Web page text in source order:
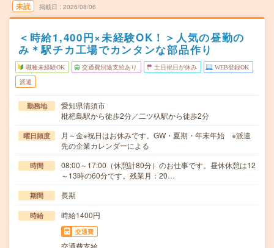
未読 掲載日 2026/08/06
＜時給1,400円×未経験OK！＞人気の昼勤の
み＊駅チカ工場でカンタンな部品作り
職種未経験OK 交通費別途支給あり 土日祝日が休み WEB登録OK
派遣
勤務地
愛知県清須市
枇杷島駅から徒歩2分／二ツ杁駅から徒歩2分
曜日頻度
月～金※祝日はお休みです。GW・夏期・年末年始 ※派遣
先の企業カレンダーによる
時間
08:00～17:00（休憩計80分）のお仕事です。昼休休憩は12
～13時の60分です。残業月：20…
期間 長期
時給 時給1400円
交通費
交通費支給